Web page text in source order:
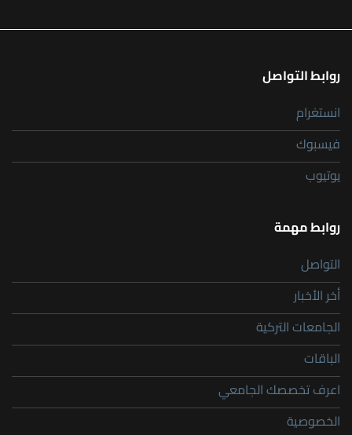
روابط التواصل
انستغرام
فيسبوك
يوتيوب
روابط مهمة
التواصل
أخر الأخبار
الجامعات التركية
الباقات
اعرف تخصصك الجامعي
الخصوصية